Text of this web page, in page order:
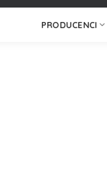
PRODUCENCI